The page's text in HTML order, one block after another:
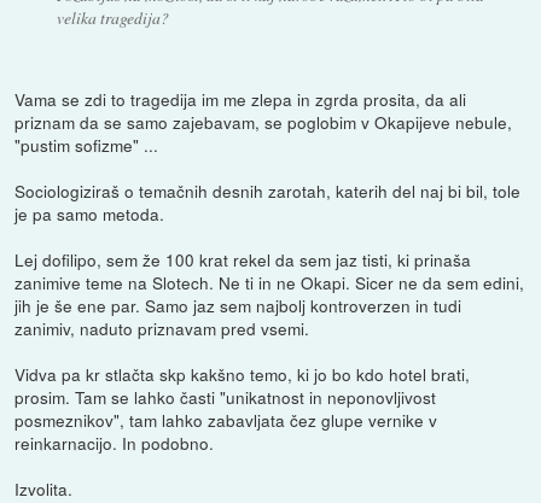
velika tragedija?
Vama se zdi to tragedija im me zlepa in zgrda prosita, da ali
priznam da se samo zajebavam, se poglobim v Okapijeve nebule,
"pustim sofizme" ...
Sociologiziraš o temačnih desnih zarotah, katerih del naj bi bil, tole
je pa samo metoda.
Lej dofilipo, sem že 100 krat rekel da sem jaz tisti, ki prinaša
zanimive teme na Slotech. Ne ti in ne Okapi. Sicer ne da sem edini,
jih je še ene par. Samo jaz sem najbolj kontroverzen in tudi
zanimiv, naduto priznavam pred vsemi.
Vidva pa kr stlačta skp kakšno temo, ki jo bo kdo hotel brati,
prosim. Tam se lahko časti "unikatnost in neponovljivost
posmeznikov", tam lahko zabavljata čez glupe vernike v
reinkarnacijo. In podobno.
Izvolita.